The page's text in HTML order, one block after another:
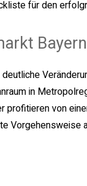
für den
in
profitieren von
Vorgehensweise